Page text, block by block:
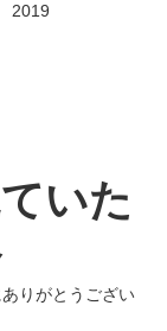
2019
いた
りがとうござい